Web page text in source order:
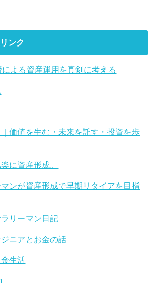
ンク
よる資産運用を真剣に考える
価値を生む・未来を託す・投資を歩
に資産形成。
ンが資産形成で早期リタイアを目指
リーマン日記
ニアとお金の話
生活